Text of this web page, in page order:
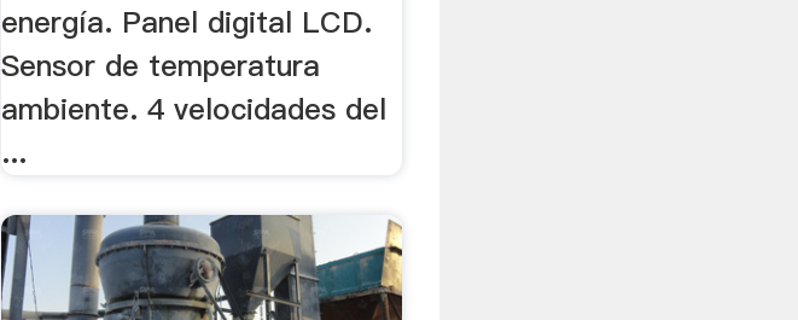
energía. Panel digital LCD.
Sensor de temperatura
ambiente. 4 velocidades del
...